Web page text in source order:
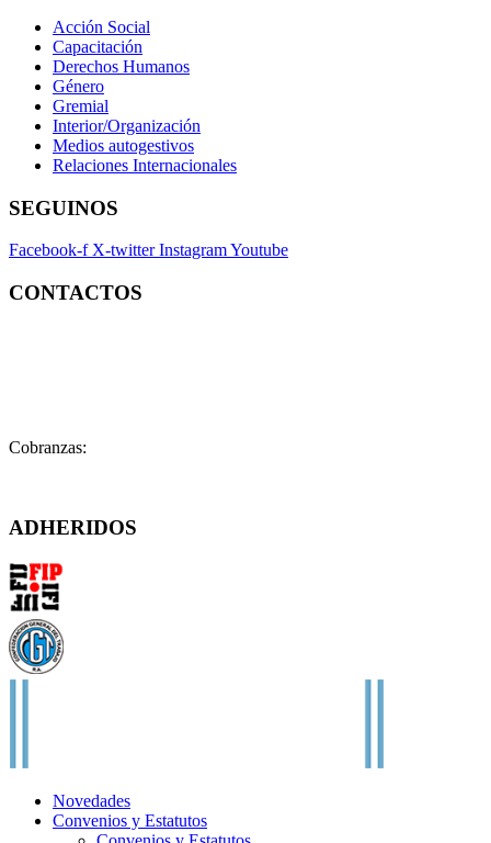
Acción Social
Capacitación
Derechos Humanos
Género
Gremial
Interior/Organización
Medios autogestivos
Relaciones Internacionales
SEGUINOS
Facebook-f X-twitter InstagramYoutube
CONTACTOS
Cobranzas:
ADHERIDOS
Novedades
Convenios y Estatutos